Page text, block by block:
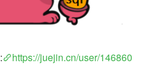
:
https://juejin.cn/user/146860